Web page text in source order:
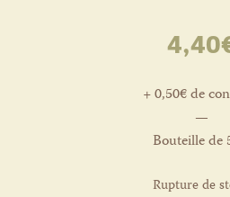
4,40
+ 0,50€ de
—
Bouteille de
Rupture de